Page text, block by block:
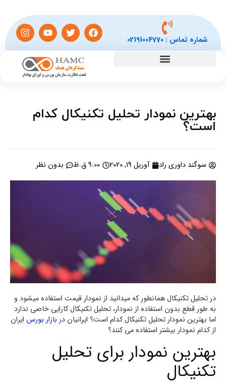
شماره تماس :02191004770
بهترین نمودار تحلیل تکنیکال کدام
است؟
سوگند داوری راد آوریل 19, 2020 9:00 ق.ظ بدون نظر
در تحلیل تکنیکال همانطور که میدانید از نمودار قیمت استفاده میشود و
به طور قطع بدون استفاده از نمودار، تحلیل تکنیکال کارایی خاصی ندارد
اما بهترین نمودار تحلیل تکنیکال کدام است؟ ایرانیان در بازار بورسایران
از کدام نمودار بیشتر استفاده می کنند؟
بهترین نمودار برای تحلیل
تکنیکال